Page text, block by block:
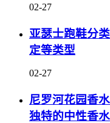
02-27
亚瑟士跑鞋分
定等类型
02-27
尼罗河花园香
独特的中性香水